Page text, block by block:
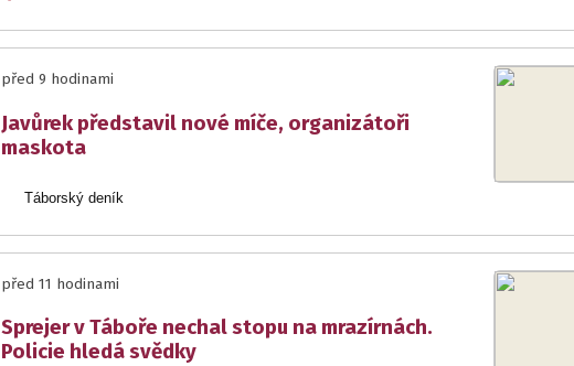
před 9 hodinami
Javůrek představil nové míče, organizátoři
maskota
Táborský deník
před 11 hodinami
Sprejer v Táboře nechal stopu na mrazírnách.
Policie hledá svědky